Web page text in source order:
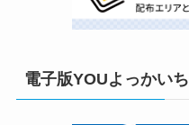
電子版YOUよっかいち